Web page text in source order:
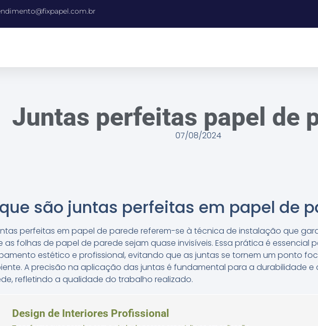
Juntas perfeitas papel de
07/08/2024
são juntas perfeitas em papel de
perfeitas em papel de parede referem-se à técnica de instalação que
as folhas de papel de parede sejam quase invisíveis. Essa prática é essencial
estético e profissional, evitando que as juntas se tornem um ponto
A precisão na aplicação das juntas é fundamental para a durabilidade e
refletindo a qualidade do trabalho realizado.
Design de Interiores Profissional